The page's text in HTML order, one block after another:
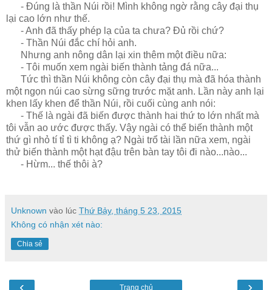
- Đúng là thần Núi rồi! Mình không ngờ rằng cây đại thụ
lại cao lớn như thế.
- Anh đã thấy phép lạ của ta chưa? Đủ rồi chứ?
- Thần Núi đắc chí hỏi anh.
Nhưng anh nông dân lại xin thêm một điều nữa:
- Tôi muốn xem ngài biến thành tảng đá nữa...
Tức thì thần Núi không còn cây đại thụ mà đã hóa thành
một ngọn núi cao sừng sững trước mặt anh. Lần này anh lại
khen lấy khen để thần Núi, rồi cuối cùng anh nói:
- Thế là ngài đã biến được thành hai thứ to lớn nhất mà
tôi vẫn ao ước được thấy. Vậy ngài có thể biến thành một
thứ gì nhỏ tí tỉ tì ti không ạ? Ngài trổ tài lần nữa xem, ngài
thử biến thành một hạt đậu trên bàn tay tôi đi nào...nào...
- Hừm... thế thôi à?
Unknown vào lúc Thứ Bảy, tháng 5 23, 2015
Không có nhận xét nào:
Chia sẻ
‹ ›
Trang chủ